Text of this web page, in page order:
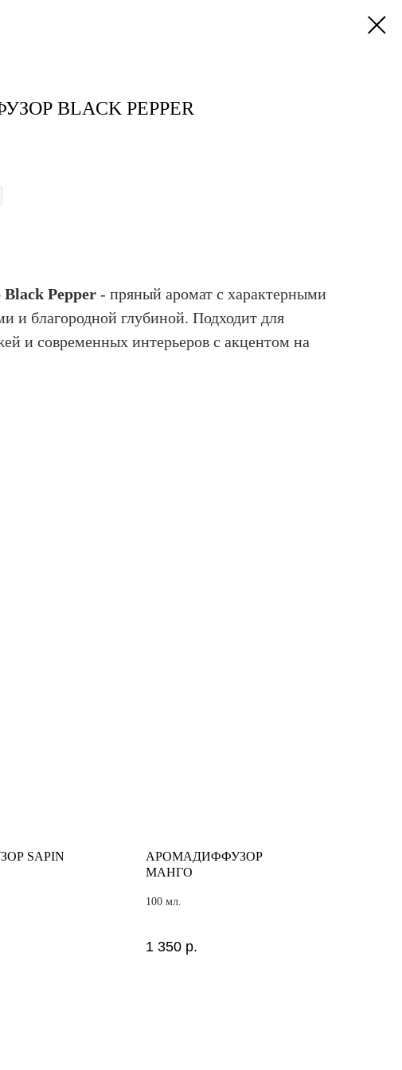
BLACK PEPPER
Pepper - пряный аромат с характерными
и благородной глубиной. Подходит для
и современных интерьеров с акцентом на
SAPIN
АРОМАДИФФУЗОР
МАНГО
100 мл.
1 350 р.